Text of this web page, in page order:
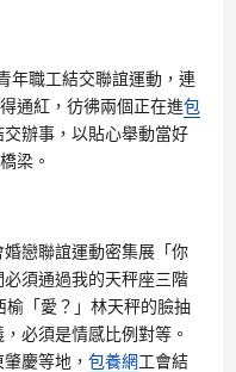
年職工結交聯誼運動，連
通紅，彷彿兩個正在進包
辦事，以貼心舉動當好
梁。
戀聯誼運動密集展「你
須通過我的天秤座三階
「愛？」林天秤的臉抽
必須是情感比例對等。
慶等地， 包養網工會結